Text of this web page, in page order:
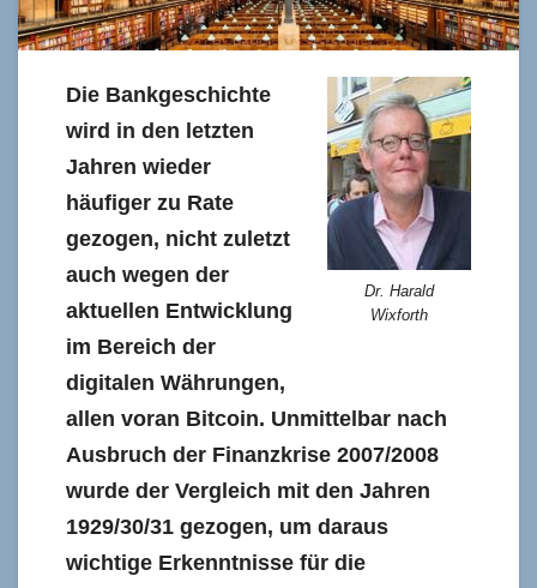
Dr. Harald
Wixforth
Die Bankgeschichte
wird in den letzten
Jahren wieder
häufiger zu Rate
gezogen, nicht zuletzt
auch wegen der
aktuellen Entwicklung
im Bereich der
digitalen Währungen,
allen voran Bitcoin. Unmittelbar nach
Ausbruch der Finanzkrise 2007/2008
wurde der Vergleich mit den Jahren
1929/30/31 gezogen, um daraus
wichtige Erkenntnisse für die